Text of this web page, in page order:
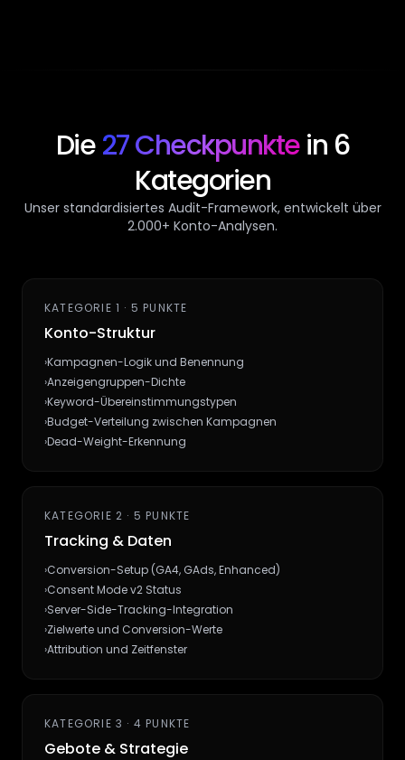
Die27 Checkpunktein 6
Kategorien
Unser standardisiertes Audit-Framework, entwickelt über
2.000+ Konto-Analysen.
KATEGORIE 1 · 5 PUNKTE
Konto-Struktur
›Kampagnen-Logik und Benennung
›Anzeigengruppen-Dichte
›Keyword-Übereinstimmungstypen
›Budget-Verteilung zwischen Kampagnen
›Dead-Weight-Erkennung
KATEGORIE 2 · 5 PUNKTE
Tracking & Daten
›Conversion-Setup (GA4, GAds, Enhanced)
›Consent Mode v2 Status
›Server-Side-Tracking-Integration
›Zielwerte und Conversion-Werte
›Attribution und Zeitfenster
KATEGORIE 3 · 4 PUNKTE
Gebote & Strategie